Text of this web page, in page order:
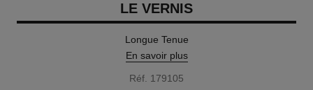
LE VERNIS
Longue Tenue
En savoir plus
Réf. 179105